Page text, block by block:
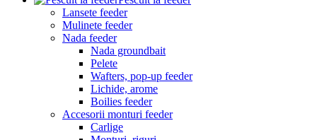
Lansete feeder
Mulinete feeder
Nada feeder
Nada groundbait
Pelete
Wafters, pop-up feeder
Lichide, arome
Boilies feeder
Accesorii monturi feeder
Carlige